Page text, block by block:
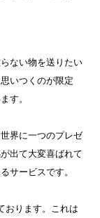
ない物を送りたい
いつくのが限定
す。
界に一つのプレゼ
出て大変喜ばれて
サービスです。
おります。これは